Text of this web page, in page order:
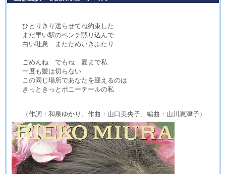
ひとりきり送らせてね約束した
まだ早い駅のベンチ黙り込んで
白い吐息 またためいきふたり
ごめんね でもね 夏まで私
一度も髪は切らない
この同じ場所であなたを迎えるのは
きっときっとポニーテールの私
（作詞：和泉ゆかり、作曲：山口美央子、編曲：山川恵津子）